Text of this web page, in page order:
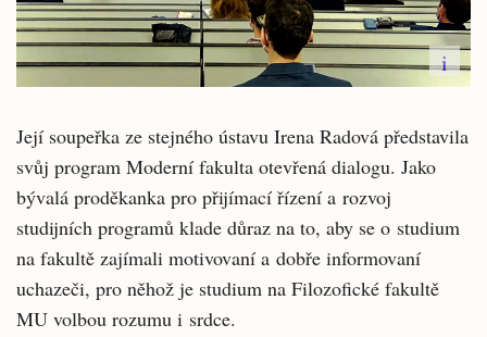
i
Její soupeřka ze stejného ústavu Irena Radová představila
svůj program Moderní fakulta otevřená dialogu. Jako
bývalá proděkanka pro přijímací řízení a rozvoj
studijních programů klade důraz na to, aby se o studium
na fakultě zajímali motivovaní a dobře informovaní
uchazeči, pro něhož je studium na Filozofické fakultě
MU volbou rozumu i srdce.